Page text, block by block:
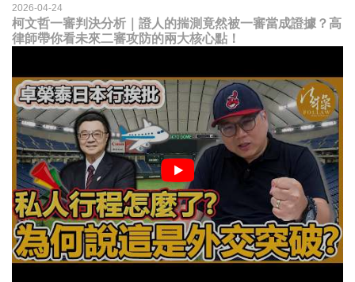
2026-04-24
柯文哲一審判決分析｜證人的揣測竟然被一審當成證據？高
律師帶你看未來二審攻防的兩大核心點！